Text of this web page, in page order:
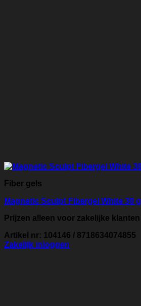
Fiber gels
Magnetic Sculpt Fibergel White 30 g
Prijzen alleen voor zakelijke klanten
Artikel nr: 104146 / 8718634074855
Zakelijk inloggen